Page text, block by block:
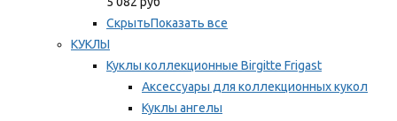
СкрытьПоказать все
КУКЛЫ
Куклы коллекционные Birgitte Frigast
Аксессуары для коллекционных кукол
Куклы ангелы